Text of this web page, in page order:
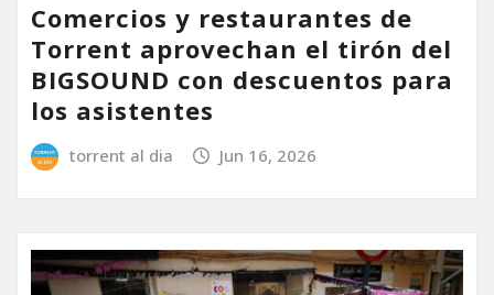
Comercios y restaurantes de
Torrent aprovechan el tirón del
BIGSOUND con descuentos para
los asistentes
torrent al dia Jun 16, 2026